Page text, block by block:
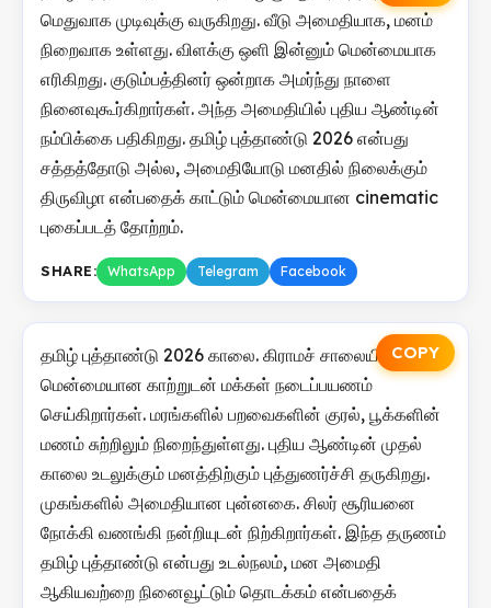
மெதுவாக முடிவுக்கு வருகிறது. வீடு அமைதியாக, மனம்
நிறைவாக உள்ளது. விளக்கு ஒளி இன்னும் மென்மையாக
எரிகிறது. குடும்பத்தினர் ஒன்றாக அமர்ந்து நாளை
நினைவுகூர்கிறார்கள். அந்த அமைதியில் புதிய ஆண்டின்
நம்பிக்கை பதிகிறது. தமிழ் புத்தாண்டு 2026 என்பது
சத்தத்தோடு அல்ல, அமைதியோடு மனதில் நிலைக்கும்
திருவிழா என்பதைக் காட்டும் மென்மையான cinematic
புகைப்படத் தோற்றம்.
SHARE: WhatsApp Telegram Facebook
COPY
தமிழ் புத்தாண்டு 2026 காலை. கிராமச் சாலையில்
மென்மையான காற்றுடன் மக்கள் நடைப்பயணம்
செய்கிறார்கள். மரங்களில் பறவைகளின் குரல், பூக்களின்
மணம் சுற்றிலும் நிறைந்துள்ளது. புதிய ஆண்டின் முதல்
காலை உடலுக்கும் மனத்திற்கும் புத்துணர்ச்சி தருகிறது.
முகங்களில் அமைதியான புன்னகை. சிலர் சூரியனை
நோக்கி வணங்கி நன்றியுடன் நிற்கிறார்கள். இந்த தருணம்
தமிழ் புத்தாண்டு என்பது உடல்நலம், மன அமைதி
ஆகியவற்றை நினைவூட்டும் தொடக்கம் என்பதைக்